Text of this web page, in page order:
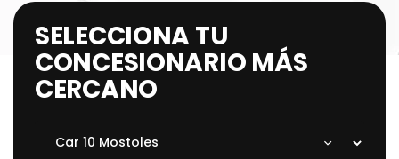
SELECCIONA TU
CONCESIONARIO MÁS
CERCANO